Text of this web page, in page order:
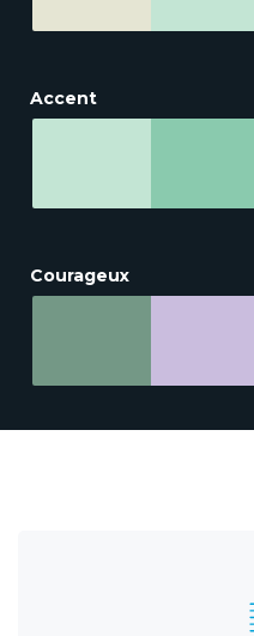
Accent
Courageux